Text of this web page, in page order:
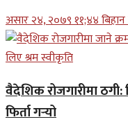
असार २४, २०७९ ११;४४ बिहान
वैदेशिक रोजगारीमा
फिर्ता गर्‍यो